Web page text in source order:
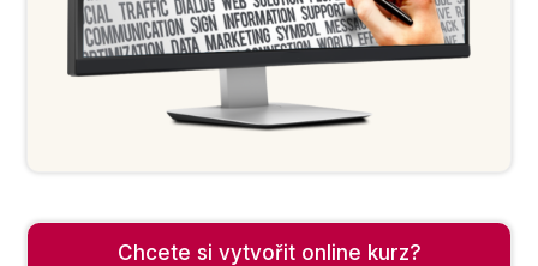
Chcete si vytvořit online kurz?